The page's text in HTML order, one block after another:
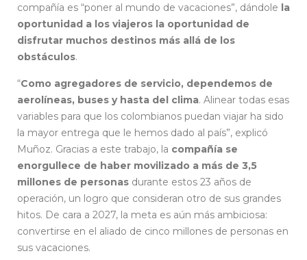
compañía es “poner al mundo de vacaciones”, dándole la
oportunidad a los viajeros la oportunidad de
disfrutar muchos destinos más allá de los
obstáculos.
“Como agregadores de servicio, dependemos de
aerolíneas, buses y hasta del clima. Alinear todas esas
variables para que los colombianos puedan viajar ha sido
la mayor entrega que le hemos dado al país”, explicó
Muñoz. Gracias a este trabajo, la compañía se
enorgullece de haber movilizado a más de 3,5
millones de personas durante estos 23 años de
operación, un logro que consideran otro de sus grandes
hitos. De cara a 2027, la meta es aún más ambiciosa:
convertirse en el aliado de cinco millones de personas en
sus vacaciones.